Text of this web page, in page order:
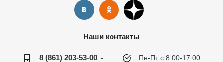
Наши контакты
8 (861) 203-53-00 Пн-Пт с 8:00-17:00